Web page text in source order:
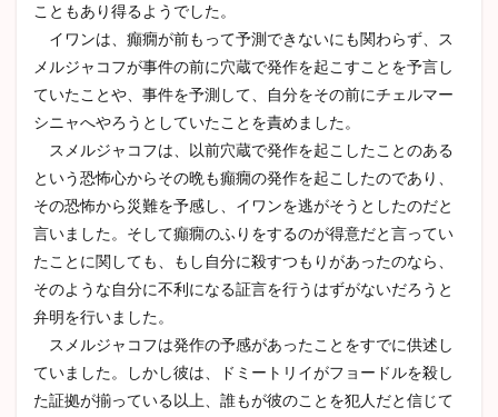
こともあり得るようでした。
イワンは、癲癇が前もって予測できないにも関わらず、ス
メルジャコフが事件の前に穴蔵で発作を起こすことを予言し
ていたことや、事件を予測して、自分をその前にチェルマー
シニャへやろうとしていたことを責めました。
スメルジャコフは、以前穴蔵で発作を起こしたことのある
という恐怖心からその晩も癲癇の発作を起こしたのであり、
その恐怖から災難を予感し、イワンを逃がそうとしたのだと
言いました。そして癲癇のふりをするのが得意だと言ってい
たことに関しても、もし自分に殺すつもりがあったのなら、
そのような自分に不利になる証言を行うはずがないだろうと
弁明を行いました。
スメルジャコフは発作の予感があったことをすでに供述し
ていました。しかし彼は、ドミートリイがフョードルを殺し
た証拠が揃っている以上、誰もが彼のことを犯人だと信じて